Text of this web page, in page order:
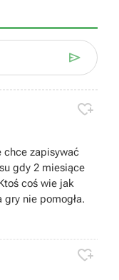


chce zapisywać
gdy 2 miesiące
coś wie jak
nie pomogła.
